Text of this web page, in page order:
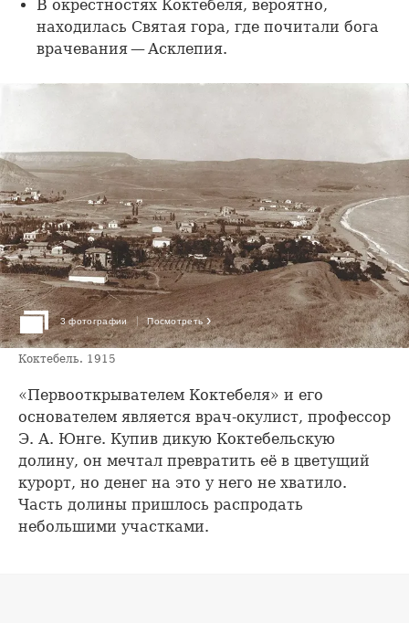
В окрестностях Коктебеля, вероятно,
находилась Святая гора, где почитали бога
врачевания — Асклепия.
3 фотографии Посмотреть ›
Коктебель. 1915
«Первооткрывателем Коктебеля» и его
основателем является врач-окулист, профессор
Э. А. Юнге. Купив дикую Коктебельскую
долину, он мечтал превратить её в цветущий
курорт, но денег на это у него не хватило.
Часть долины пришлось распродать
небольшими участками.